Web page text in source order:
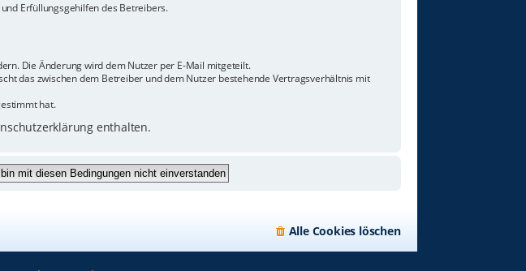
Erfüllungsgehilfen des Betreibers.
Die Änderung wird dem Nutzer per E-Mail mitgeteilt.
das zwischen dem Betreiber und dem Nutzer bestehende Vertragsverhältnis mit
hat.
enthalten.
Alle Cookies löschen